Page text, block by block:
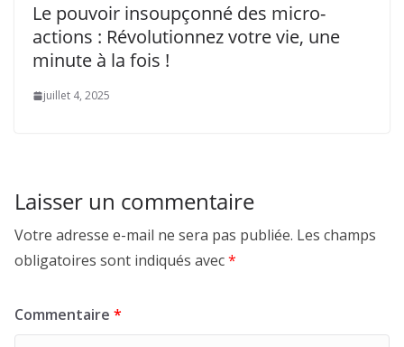
Le pouvoir insoupçonné des micro-
actions : Révolutionnez votre vie, une
minute à la fois !
juillet 4, 2025
Laisser un commentaire
Votre adresse e-mail ne sera pas publiée. Les champs
obligatoires sont indiqués avec*
Commentaire *